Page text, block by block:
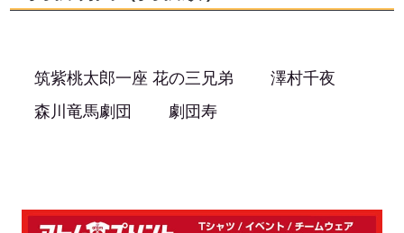
筑紫桃太郎一座 花の三兄弟
澤村千夜
森川竜馬劇団
劇団寿